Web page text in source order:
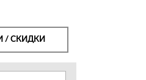
/ СКИДКИ